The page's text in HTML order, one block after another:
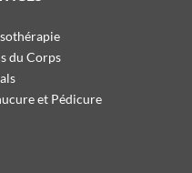
du Corps
et Pédicure